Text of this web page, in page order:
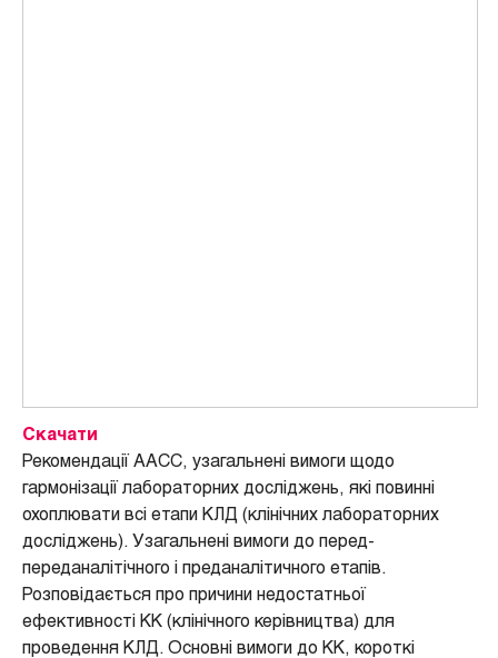
Скачати
Рекомендації AACC, узагальнені вимоги щодо
гармонізації лабораторних досліджень, які повинні
охоплювати всі етапи КЛД (клінічних лабораторних
досліджень). Узагальнені вимоги до перед-
переданалітічного і преданалітичного етапів.
Розповідається про причини недостатньої
ефективності КК (клінічного керівництва) для
проведення КЛД. Основні вимоги до КК, короткі